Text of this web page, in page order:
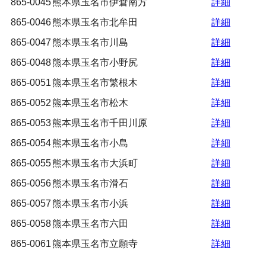
865-0045熊本県玉名市伊倉南方
詳細
865-0046熊本県玉名市北牟田
詳細
865-0047 熊本県玉名市川島
詳細
865-0048熊本県玉名市小野尻
詳細
865-0051 熊本県玉名市繁根木
詳細
865-0052 熊本県玉名市松木
詳細
865-0053熊本県玉名市千田川原
詳細
865-0054熊本県玉名市小島
詳細
865-0055熊本県玉名市大浜町
詳細
865-0056熊本県玉名市滑石
詳細
865-0057 熊本県玉名市小浜
詳細
865-0058熊本県玉名市六田
詳細
865-0061 熊本県玉名市立願寺
詳細